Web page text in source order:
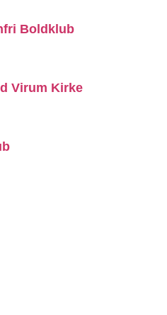
Boldklub
Virum Kirke